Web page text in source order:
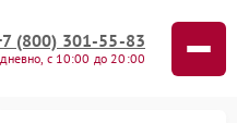
(800) 301-55-83
с 10:00 до 20:00